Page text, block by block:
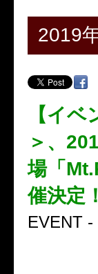
2019
【イ
＞、
場「
催決定
EVENT